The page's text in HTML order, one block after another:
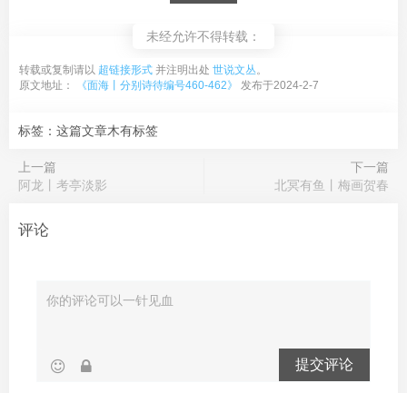
未经允许不得转载：
转载或复制请以 超链接形式 并注明出处 世说文丛。
原文地址：
《面海丨分别诗待编号460-462》 发布于2024-2-7
标签：这篇文章木有标签
上一篇
阿龙丨考亭淡影
下一篇
北冥有鱼丨梅画贺春
评论
提交评论